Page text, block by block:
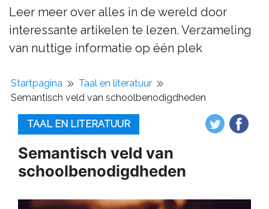
Leer meer over alles in de wereld door
interessante artikelen te lezen. Verzameling
van nuttige informatie op één plek
Startpagina
Taal en literatuur
Semantisch veld van schoolbenodigdheden
TAAL EN LITERATUUR
Semantisch veld van
schoolbenodigdheden